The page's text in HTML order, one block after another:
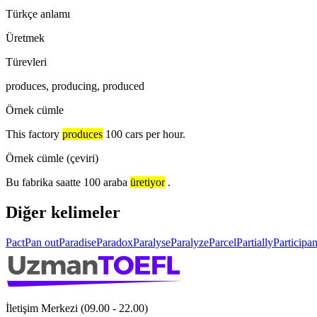
Türkçe anlamı
Üretmek
Türevleri
produces, producing, produced
Örnek cümle
This factory produces 100 cars per hour.
Örnek cümle (çeviri)
Bu fabrika saatte 100 araba üretiyor .
Diğer kelimeler
PactPan outParadiseParadoxParalyseParalyzeParcelPartially
İletişim Merkezi (09.00 - 22.00)